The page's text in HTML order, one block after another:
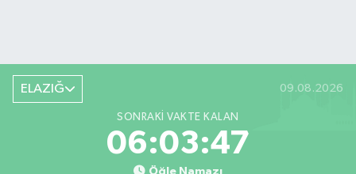
ELAZIĞ 09.08.2026
SONRAKI VAKTE KALAN
06:03:47
Öğle Namazı